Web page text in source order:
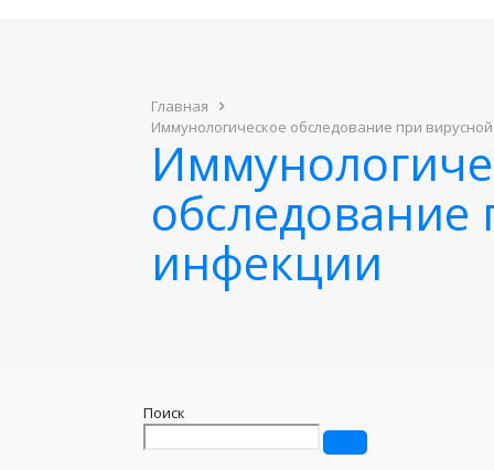
Главная
Иммунологическое обследование при
инфекции
Поиск